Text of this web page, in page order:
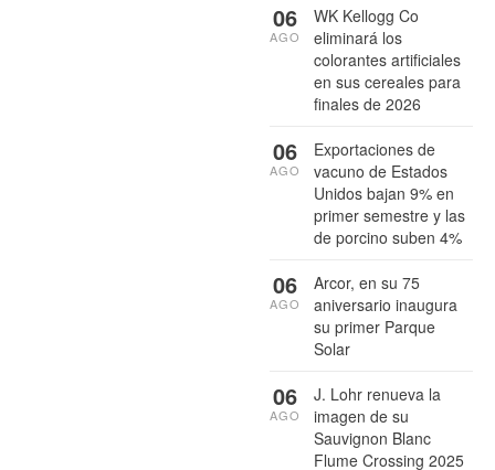
WK Kellogg Co
eliminará los
colorantes artificiales
en sus cereales para
finales de 2026
06
AGO
Exportaciones de
vacuno de Estados
Unidos bajan 9% en
primer semestre y las
de porcino suben 4%
06
AGO
Arcor, en su 75
aniversario inaugura
su primer Parque
Solar
06
AGO
J. Lohr renueva la
imagen de su
Sauvignon Blanc
Flume Crossing 2025
06
AGO